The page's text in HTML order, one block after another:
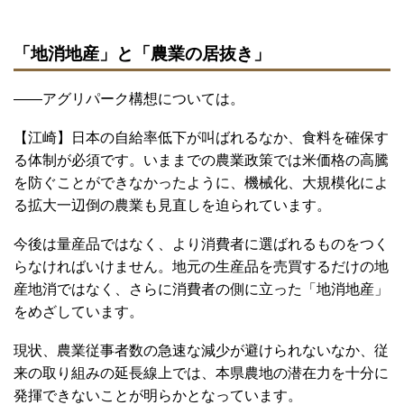
「地消地産」と「農業の居抜き」
――アグリパーク構想については。
【江崎】日本の自給率低下が叫ばれるなか、食料を確保す
る体制が必須です。いままでの農業政策では米価格の高騰
を防ぐことができなかったように、機械化、大規模化によ
る拡大一辺倒の農業も見直しを迫られています。
今後は量産品ではなく、より消費者に選ばれるものをつく
らなければいけません。地元の生産品を売買するだけの地
産地消ではなく、さらに消費者の側に立った「地消地産」
をめざしています。
現状、農業従事者数の急速な減少が避けられないなか、従
来の取り組みの延長線上では、本県農地の潜在力を十分に
発揮できないことが明らかとなっています。